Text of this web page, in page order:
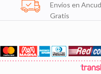
Envíos en
Gratis